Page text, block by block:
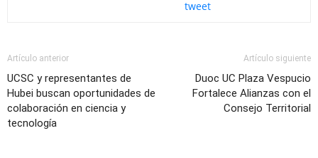
tweet
Artículo anterior
UCSC y representantes de
Hubei buscan oportunidades de
colaboración en ciencia y
tecnología
Artículo siguiente
Duoc UC Plaza Vespucio
Fortalece Alianzas con el
Consejo Territorial